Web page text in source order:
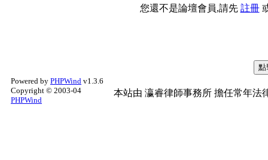
您還不是論壇會員,請先 註冊
Powered by PHPWind v1.3.6
Copyright © 2003-04
PHPWind
本站由 瀛睿律師事務所 擔任常年法